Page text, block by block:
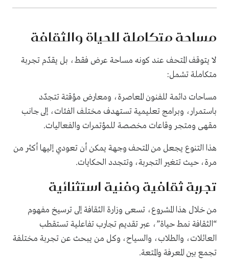
مساحة متكاملة للحياة والثقافة
لا يتوقف المتحف عند كونه مساحة عرض فقط، بل يقدّم تجربة
متكاملة تشمل:
مساحات دائمة للفنون المعاصرة، ومعارض مؤقتة تتجدّد
باستمرار، وبرامج تعليمية تستهدف مختلف الفئات، إلى جانب
مقهى ومتجر وقاعات مخصصة للمؤتمرات والفعاليات.
هذا التنوع يجعل من المتحف وجهة يمكن أن تعودي إليها أكثر من
مرة، حيث تتغير التجربة، وتتجدد الحكايات.
تجربة ثقافية وفنية استثنائية
من خلال هذا المشروع، تسعى وزارة الثقافة إلى ترسيخ مفهوم
“الثقافة نمط حياة”، عبر تقديم تجارب تفاعلية تستقطب
العائلات، والطلاب، والسياح، وكل من يبحث عن تجربة مختلفة
تجمع بين المعرفة والمتعة.